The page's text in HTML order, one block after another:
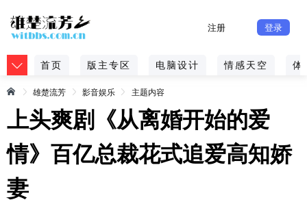
注册 登录
首页 版主专区 电脑设计 情感天空 体
雄楚流芳 影音娱乐 主题内容
上头爽剧《从离婚开始的爱
情》百亿总裁花式追爱高知娇
妻